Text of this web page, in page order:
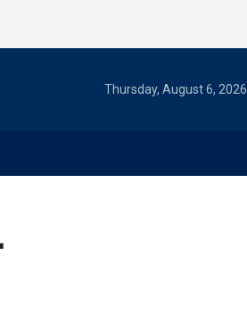
Thursday, August 6, 2026